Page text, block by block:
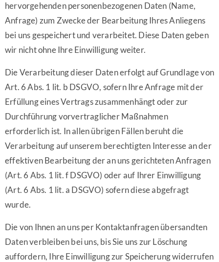
hervorgehenden personenbezogenen Daten (Name,
Anfrage) zum Zwecke der Bearbeitung Ihres Anliegens
bei uns gespeichert und verarbeitet. Diese Daten geben
wir nicht ohne Ihre Einwilligung weiter.
Die Verarbeitung dieser Daten erfolgt auf Grundlage von
Art. 6 Abs. 1 lit. b DSGVO, sofern Ihre Anfrage mit der
Erfüllung eines Vertrags zusammenhängt oder zur
Durchführung vorvertraglicher Maßnahmen
erforderlich ist. In allen übrigen Fällen beruht die
Verarbeitung auf unserem berechtigten Interesse an der
effektiven Bearbeitung der an uns gerichteten Anfragen
(Art. 6 Abs. 1 lit. f DSGVO) oder auf Ihrer Einwilligung
(Art. 6 Abs. 1 lit. a DSGVO) sofern diese abgefragt
wurde.
Die von Ihnen an uns per Kontaktanfragen übersandten
Daten verbleiben bei uns, bis Sie uns zur Löschung
auffordern, Ihre Einwilligung zur Speicherung widerrufen